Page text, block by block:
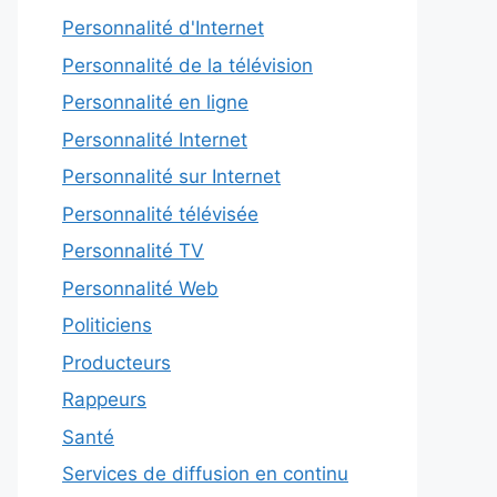
Personnalité d'Internet
Personnalité de la télévision
Personnalité en ligne
Personnalité Internet
Personnalité sur Internet
Personnalité télévisée
Personnalité TV
Personnalité Web
Politiciens
Producteurs
Rappeurs
Santé
Services de diffusion en continu